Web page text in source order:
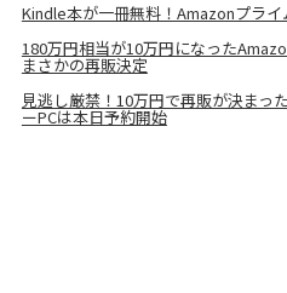
Kindle本が一冊無料！Amazonプラ
180万円相当が10万円になった
まさかの再販決定
見逃し厳禁！10万円で再販が決まっ
ーPCは本日予約開始